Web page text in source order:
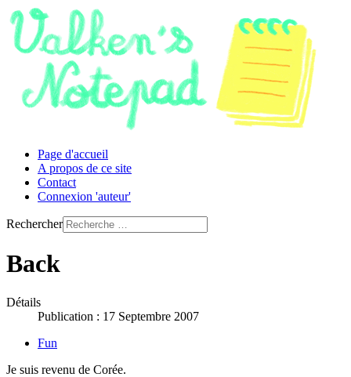
Page d'accueil
A propos de ce site
Contact
Connexion 'auteur'
Rechercher
Back
Détails
Publication : 17 Septembre 2007
Fun
Je suis revenu de Corée.